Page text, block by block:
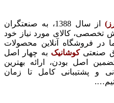
از سال 1388، به صنعتگران
تخصصی، کالای مورد نیاز خود
در فروشگاه آنلاین محصولات
صنعتی کوشانیک به چهار اصل
تضمین اصل بودن، ارائه بهترین
و پشتیبانی کامل تا زمان